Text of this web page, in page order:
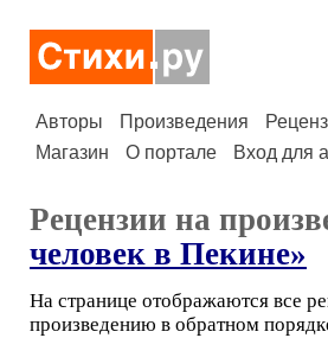
Авторы Произведения
Магазин
О портале Вход для
Рецензии на
человек в Пекине»
На странице отображаются все
произведению в обратном